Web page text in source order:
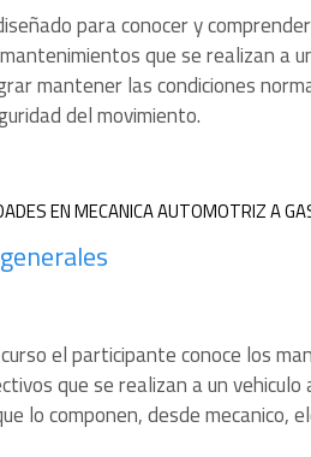
para conocer y
que se realizan a
mantener las condiciones
del movimiento.
EN MECANICA AUTOMOTRIZ A
el participante conoce los
que se realizan a un
lo componen, desde mecanico,